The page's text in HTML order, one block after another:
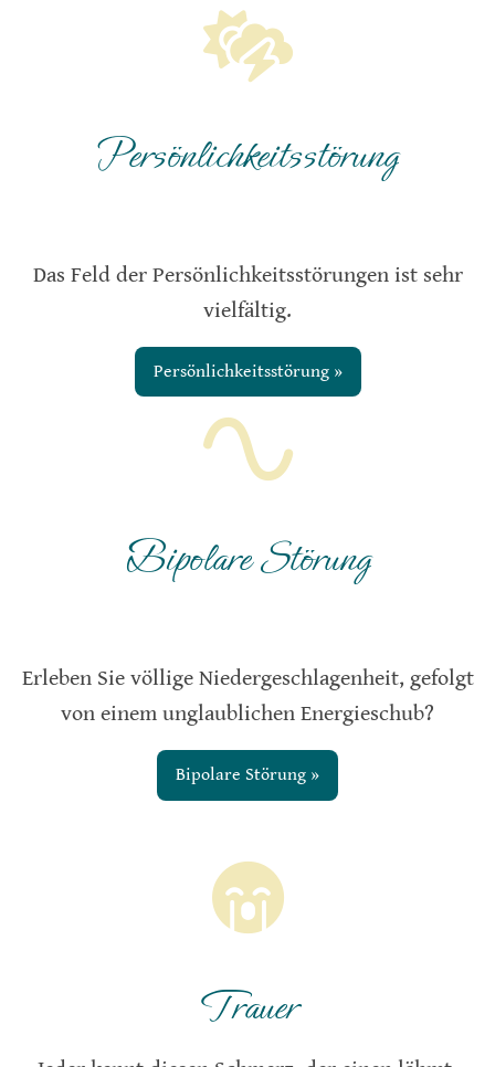
Persönlichkeitsstörung
Das Feld der Persönlichkeitsstörungen ist sehr
vielfältig.
Persönlichkeitsstörung »
Bipolare Störung
Erleben Sie völlige Niedergeschlagenheit, gefolgt
von einem unglaublichen Energieschub?
Bipolare Störung »
Trauer